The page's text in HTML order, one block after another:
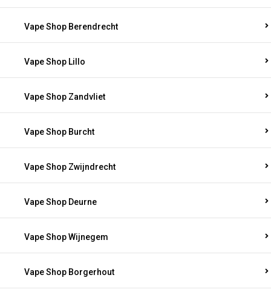
Vape Shop Berendrecht
Vape Shop Lillo
Vape Shop Zandvliet
Vape Shop Burcht
Vape Shop Zwijndrecht
Vape Shop Deurne
Vape Shop Wijnegem
Vape Shop Borgerhout